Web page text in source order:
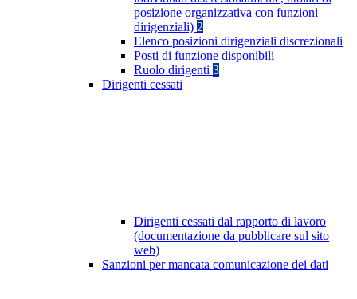
posizione organizzativa con funzioni
dirigenziali) 2
Elenco posizioni dirigenziali discrezionali
Posti di funzione disponibili
Ruolo dirigenti 3
Dirigenti cessati
Dirigenti cessati dal rapporto di lavoro
(documentazione da pubblicare sul sito
web)
Sanzioni per mancata comunicazione dei dati